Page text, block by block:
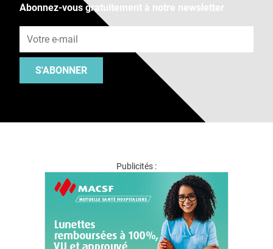
Abonnez-vous gratuitement à notre newsletter
S'ABONNER
Publicités :